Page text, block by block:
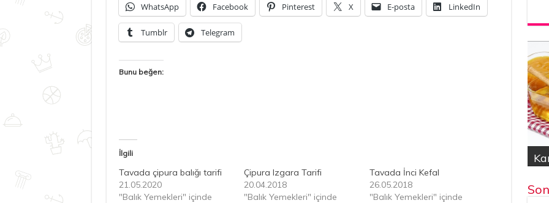
WhatsApp Facebook Pinterest X E-posta LinkedIn
Tumblr Telegram
Bunu beğen:
İlgili
Tavada çipura balığı tarifi
21.05.2020
"Balık Yemekleri" içinde
Çipura Izgara Tarifi
20.04.2018
"Balık Yemekleri" içinde
Tavada İnci Kefal
26.05.2018
"Balık Yemekleri" içinde